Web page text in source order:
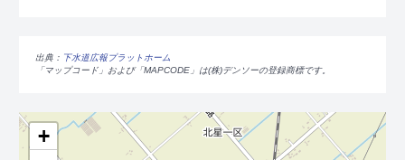
出典： 下水道広報プラットホーム
「マップコード」および「MAPCODE」は(株)デンソーの登録商標です。
+